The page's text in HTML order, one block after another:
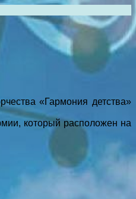
«Гармония детства»
который расположен на